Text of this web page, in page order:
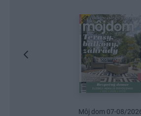
Urob si sám 6/2026